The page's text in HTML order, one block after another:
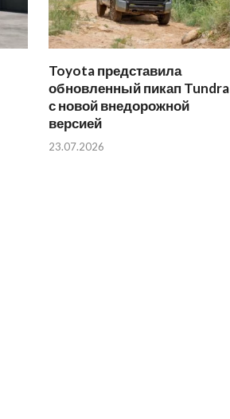
Toyota представила
обновленный пикап Tundra
с новой внедорожной
версией
23.07.2026